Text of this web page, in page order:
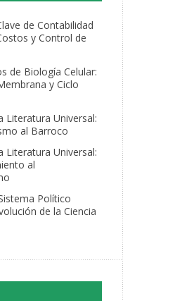
de Contabilidad
y Control de
de Biología Celular:
y Ciclo
Literatura Universal:
al Barroco
Literatura Universal:
al
Político
de la Ciencia